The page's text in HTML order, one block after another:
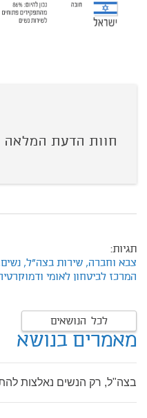
חוות הדעת המלאה
תגיות:
צבא וחברה, שירות בצה"ל,
המרכז לביטחון לאומי
לכל הנושאים
מאמרים בנושא
בצה"ל, רק הנשים נאלצות